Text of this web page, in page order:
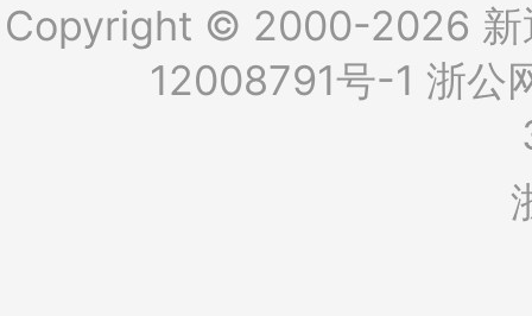
Copyright © 2000-2026 新
12008791号-1 浙公